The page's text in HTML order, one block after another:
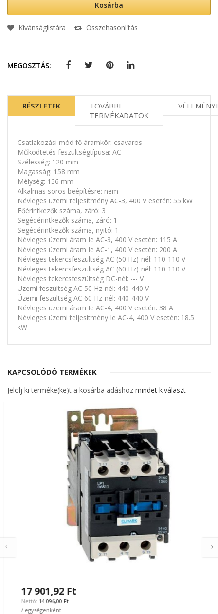
Kosárba
Kívánságlistára Összehasonlítás
MEGOSZTÁS:
RÉSZLETEK
TOVÁBBI
TERMÉKADATOK
Csatlakozási mód fő áramkör: csavaros
Működtetés feszültségtípusa: AC
Szélesség: 120 mm
Magasság: 158 mm
Mélység: 136 mm
Alkalmas soros beépítésre: nem
Névleges üzemi teljesítmény AC-3, 400 V esetén: 55 kW
Főérintkezők száma, záró: 3
Segédérintkezők száma, záró: 1
Segédérintkezők száma, nyitó: 1
Névleges üzemi áram Ie AC-3, 400 V esetén: 115 A
Névleges üzemi áram Ie AC-1, 400 V esetén: 200 A
Névleges tekercsfeszültség AC (50 Hz)-nél: 110-110 V
Névleges tekercsfeszültség AC (60 Hz)-nél: 110-110 V
Névleges tekercsfeszültség DC-nél: --- V
Üzemi feszültség AC 50 Hz-nél: 440-440 V
Üzemi feszültség AC 60 Hz-nél: 440-440 V
Névleges üzemi áram Ie AC-4, 400 V esetén: 38 A
Névleges üzemi teljesítmény Ie AC-4, 400 V esetén: 18.5
kW
KAPCSOLÓDÓ TERMÉKEK
Jelölj ki terméke(ke)t a kosárba adáshoz mindet kiválaszt
17 901,92 Ft
14 096,00 Ft
/ egységenként